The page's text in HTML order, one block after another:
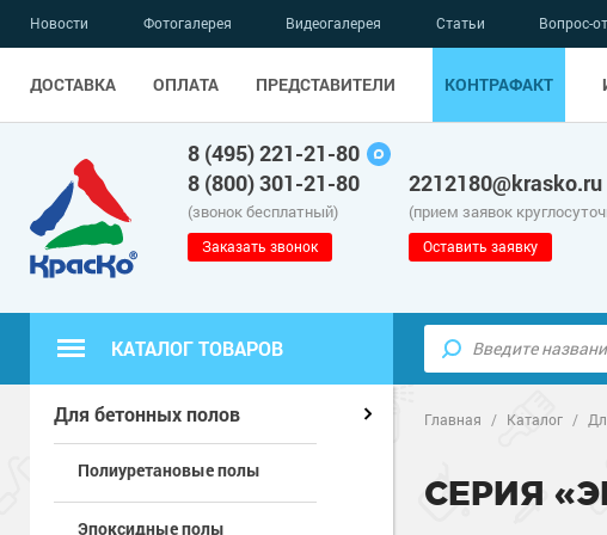
Новости Фотогалерея Видеогалерея Статьи Вопрос-
ДОСТАВКА ОПЛАТА ПРЕДСТАВИТЕЛИ КОНТРАФАКТ
8 (495) 221-21-80
8 (800) 301-21-80
(звонок бесплатный)
Заказать звонок
2212180@krasko.ru
(прием заявок
Оставить заявку
КАТАЛОГ ТОВАРОВ
Полимерные наливные полы Полиуретановые полы
Для бетонных полов
Главная / Каталог /
СЕРИЯ
Для бетонных полов
Полиуретановые полы
Эпоксидные полы